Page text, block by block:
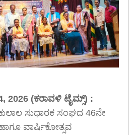
2026 (ಕರಾವಳಿ ಟೈಮ್ಸ್) :
ಸುಧಾರಕ ಸಂಘದ 46ನೇ
ವಾರ್ಷಿಕೋತ್ಸವ